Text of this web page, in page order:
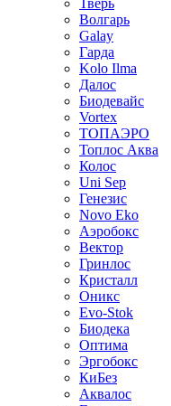
Тверь
Волгарь
Galay
Гарда
Kolo Ilma
Далос
Биодевайс
Vortex
ТОПАЭРО
Топлос Аква
Колос
Uni Sep
Генезис
Novo Eko
Аэробокс
Вектор
Гринлос
Кристалл
Оникс
Evo-Stok
Биодека
Оптима
Эргобокс
КиБез
Аквалос